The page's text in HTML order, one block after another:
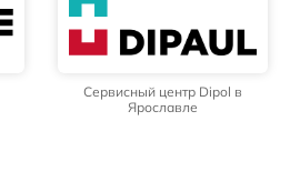
Сервисный центр Dipol в
Ярославле